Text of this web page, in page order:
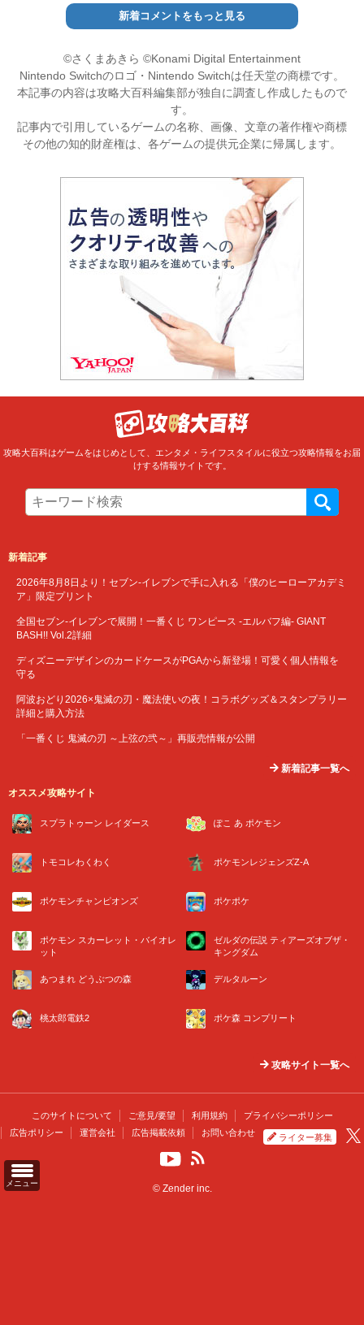
メニュー
新着コメントをもっと見る
©さくまあきら ©Konami Digital Entertainment
Nintendo Switchのロゴ・Nintendo Switchは任天堂の商標です。
本記事の内容は攻略大百科編集部が独自に調査し作成したもので
す。
記事内で引用しているゲームの名称、画像、文章の著作権や商標
その他の知的財産権は、各ゲームの提供元企業に帰属します。
攻略大百科はゲームをはじめとして、エンタメ・ライフスタイルに役立つ攻略情報をお届
けする情報サイトです。
新着記事
2026年8月8日より！セブン‐イレブンで手に入れる「僕のヒーローアカデミ
ア」限定プリント
全国セブン‐イレブンで展開！一番くじ ワンピース -エルバフ編- GIANT
BASH!! Vol.2詳細
ディズニーデザインのカードケースがPGAから新登場！可愛く個人情報を
守る
阿波おどり2026×鬼滅の刃・魔法使いの夜！コラボグッズ＆スタンプラリー
詳細と購入方法
「一番くじ 鬼滅の刃 ～上弦の弐～」再販売情報が公開
新着記事一覧へ
オススメ攻略サイト
スプラトゥーン レイダース ぽこ あ ポケモン
トモコレわくわく ポケモンレジェンズZ-A
ポケモンチャンピオンズ ポケポケ
ポケモン スカーレット・バイオレ
ット
ゼルダの伝説 ティアーズオブザ・
キングダム
あつまれ どうぶつの森 デルタルーン
桃太郎電鉄2 ポケ森 コンプリート
攻略サイト一覧へ
このサイトについて ご意見/要望 利用規約
プライバシーポリシー
広告ポリシー
運営会社 広告掲載依頼 お問い合わせ ライター募集
© Zender inc.